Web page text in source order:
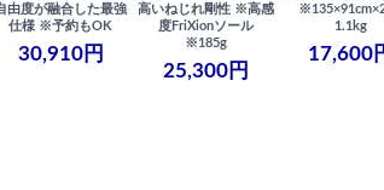
由度が融合した最強
仕様 ※予約もOK
30,910円
高いねじれ剛性 ※高感
度FriXionソール
※185g
25,300円
1.1kg
17,600